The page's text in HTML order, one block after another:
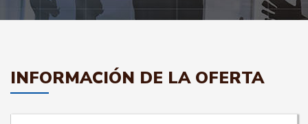
INFORMACIÓN DE LA OFERTA